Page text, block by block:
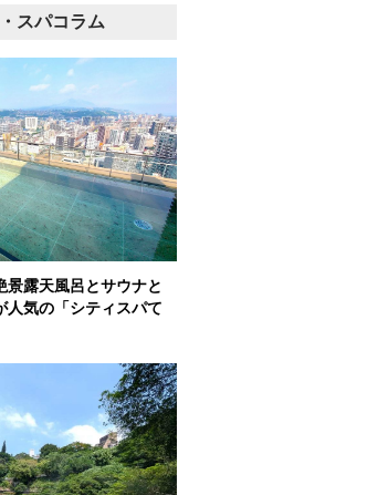
スパコラム
景露天風呂とサウナと
人気の「シティスパて